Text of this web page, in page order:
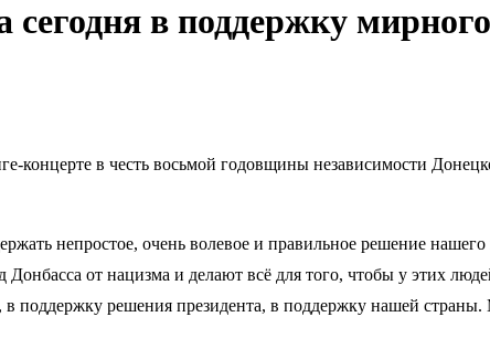
в поддержку
концерте в честь восьмой годовщины независимости
непростое, очень волевое и правильное решение
от нацизма и делают всё для того, чтобы у этих
поддержку решения президента, в поддержку нашей